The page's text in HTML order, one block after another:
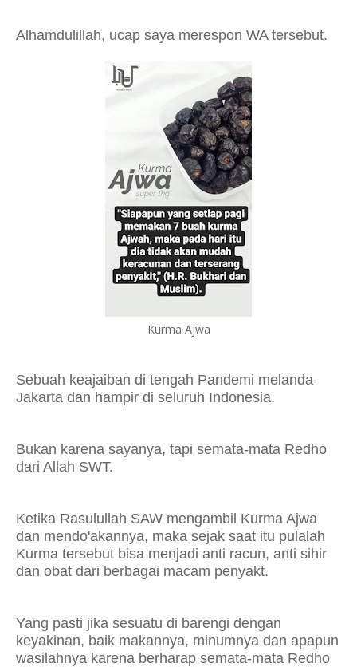
Alhamdulillah, ucap saya merespon WA tersebut.
Kurma Ajwa
Sebuah keajaiban di tengah Pandemi melanda
Jakarta dan hampir di seluruh Indonesia.
Bukan karena sayanya, tapi semata-mata Redho
dari Allah SWT.
Ketika Rasulullah SAW mengambil Kurma Ajwa
dan mendo'akannya, maka sejak saat itu pulalah
Kurma tersebut bisa menjadi anti racun, anti sihir
dan obat dari berbagai macam penyakt.
Yang pasti jika sesuatu di barengi dengan
keyakinan, baik makannya, minumnya dan apapun
wasilahnya karena berharap semata-mata Redho